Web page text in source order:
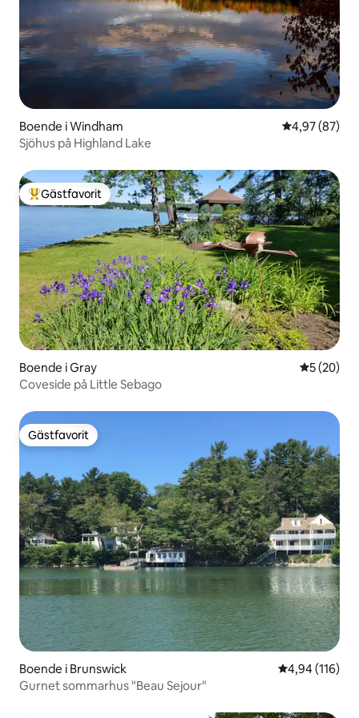
Boende i Windham 4,97 av 5 i
4,97 (87)
Sjöhus på Highland Lake
Populär gästfavorit
Gästfavorit
Boende i Gray 5 av 5 i
5 (20)
Coveside på Little Sebago
Gästfavorit
Gästfavorit
Boende i Brunswick 4,94 av 5 i
4,94 (116)
Gurnet sommarhus "Beau Sejour"